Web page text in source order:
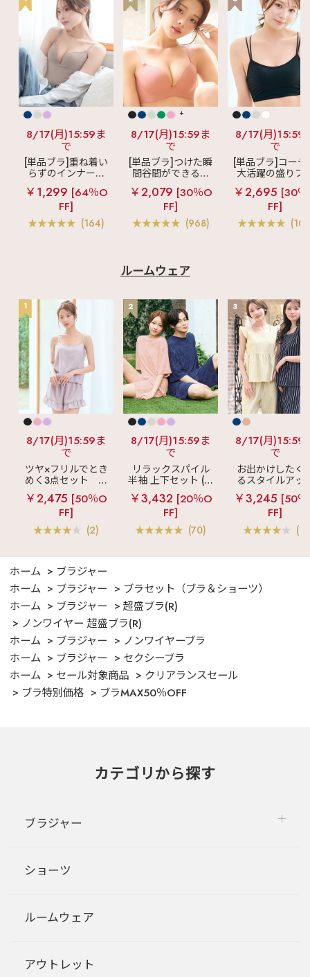
8/17(月)15:59ま
で
[単品ブラ]重ね着い
らずのインナーブ
ラ
リッチバスト
ブラトップ (ワイヤ
ー入り)
￥1,299 [64％O
FF]
(164)
+
8/17(月)15:59ま
で
[単品ブラ]つけた瞬
間谷間ができるシ
ームレスブラ
超
盛ブラ(R) シームレ
ス 単品ブラジャー
￥2,079 [30％O
FF]
(968)
8/17(月)15:59
で
[単品ブラ]コーデ
大活躍の盛りブ
ショートレン
ス ブラトップ 超
ブラ(R) 単品ブ
ャー
￥2,695 [30
FF]
ルームウェア
1
8/17(月)15:59ま
で
ツヤ×フリルでとき
めく3点セット
シ
ルキー ショートパ
ンツ 3点セット
￥2,475 [50％O
FF]
(2)
2
8/17(月)15:59ま
で
リラックスパイル
半袖 上下セット (男
女兼用サイズ)
￥3,432 [20％O
FF]
(70)
3
8/17(月)15:59
で
お出かけしたく
るスタイルアッ
見え
ストライ
フリル ロングパ
ツ 綿混 上下セ
￥3,245 [50
FF]
(1)
ホーム
ブラジャー
ホーム
ブラジャー
ブラセット（ブラ＆ショーツ）
ホーム
ブラジャー
超盛ブラ(R)
ノンワイヤー 超盛ブラ(R)
ホーム
ブラジャー
ノンワイヤーブラ
ホーム
ブラジャー
セクシーブラ
ホーム
セール対象商品
クリアランスセール
ブラ特別価格
ブラMAX50％OFF
カテゴリから探す
ブラジャー
ショーツ
ルームウェア
アウトレット